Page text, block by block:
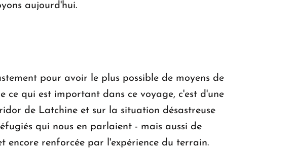
aujourd'hui.
pour avoir le plus possible de moyens de
ce qui est important dans ce voyage, c'est d'une
de Latchine et sur la situation désastreuse
qui nous en parlaient - mais aussi de
encore renforcée par l'expérience du terrain.